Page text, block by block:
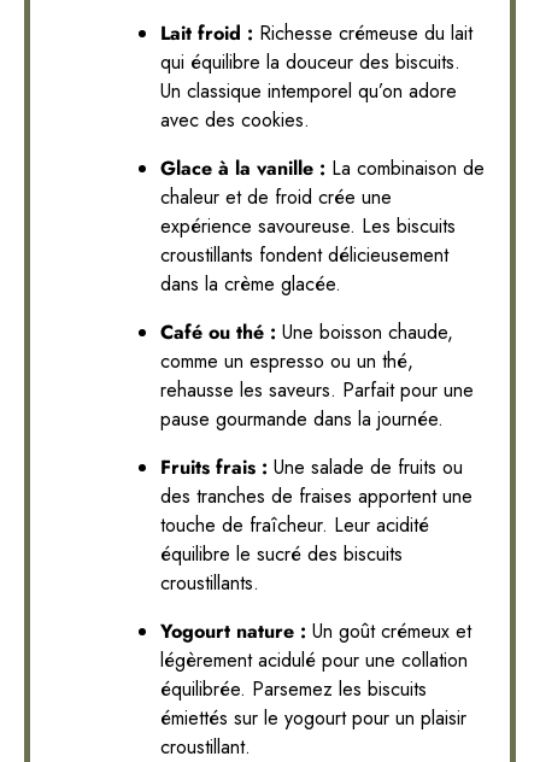
Lait froid : Richesse crémeuse du lait
qui équilibre la douceur des biscuits.
Un classique intemporel qu’on adore
avec des cookies.
Glace à la vanille : La combinaison de
chaleur et de froid crée une
expérience savoureuse. Les biscuits
croustillants fondent délicieusement
dans la crème glacée.
Café ou thé : Une boisson chaude,
comme un espresso ou un thé,
rehausse les saveurs. Parfait pour une
pause gourmande dans la journée.
Fruits frais : Une salade de fruits ou
des tranches de fraises apportent une
touche de fraîcheur. Leur acidité
équilibre le sucré des biscuits
croustillants.
Yogourt nature : Un goût crémeux et
légèrement acidulé pour une collation
équilibrée. Parsemez les biscuits
émiettés sur le yogourt pour un plaisir
croustillant.